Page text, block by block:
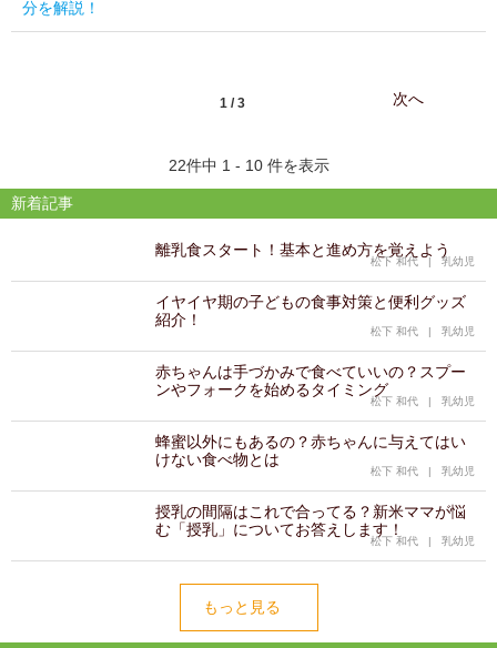
1 / 3 次へ
22件中 1 - 10 件を表示
新着記事
離乳食スタート！基本と進め方を覚えよう
松下 和代 | 乳幼児
イヤイヤ期の子どもの食事対策と便利グッズ
紹介！
松下 和代 | 乳幼児
赤ちゃんは手づかみで食べていいの？スプー
ンやフォークを始めるタイミング
松下 和代 | 乳幼児
蜂蜜以外にもあるの？赤ちゃんに与えてはい
けない食べ物とは
松下 和代 | 乳幼児
授乳の間隔はこれで合ってる？新米ママが悩
む「授乳」についてお答えします！
松下 和代 | 乳幼児
もっと見る